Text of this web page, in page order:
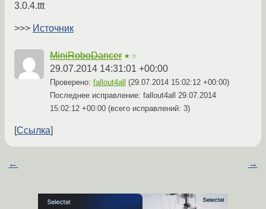
3.0.4.ttt
>>> Источник
MiniRoboDancer ★☆
29.07.2014 14:31:01 +00:00
Проверено: fallout4all (29.07.2014 15:02:12 +00:00)
Последнее исправление: fallout4all 29.07.2014
15:02:12 +00:00 (всего исправлений: 3)
Ссылка
← →